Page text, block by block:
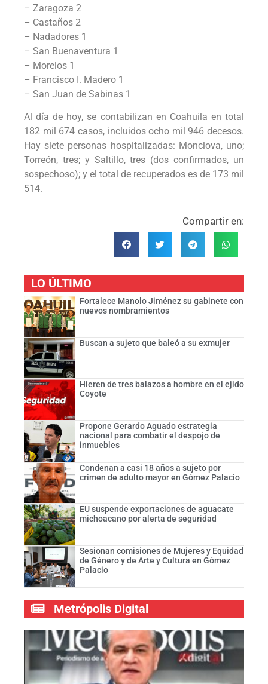
– Zaragoza 2
– Castaños 2
– Nadadores 1
– San Buenaventura 1
– Morelos 1
– Francisco I. Madero 1
– San Juan de Sabinas 1
Al día de hoy, se contabilizan en Coahuila en total
182 mil 674 casos, incluidos ocho mil 946 decesos.
Hay siete personas hospitalizadas: Monclova, uno;
Torreón, tres; y Saltillo, tres (dos confirmados, un
sospechoso); y el total de recuperados es de 173 mil
514.
Compartir en:
LO ÚLTIMO
Fortalece Manolo Jiménez su gabinete con
nuevos nombramientos
Buscan a sujeto que baleó a su exmujer
Hieren de tres balazos a hombre en el ejido
Coyote
Propone Gerardo Aguado estrategia
nacional para combatir el despojo de
inmuebles
Condenan a casi 18 años a sujeto por
crimen de adulto mayor en Gómez Palacio
EU suspende exportaciones de aguacate
michoacano por alerta de seguridad
Sesionan comisiones de Mujeres y Equidad
de Género y de Arte y Cultura en Gómez
Palacio
Metrópolis Digital